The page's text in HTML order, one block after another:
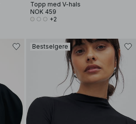
Topp med V-hals
NOK 459
+2
Bestselgere